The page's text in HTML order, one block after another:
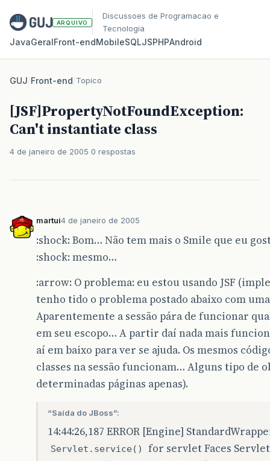
ARQUIVO
Discussoes de Programacao e
Tecnologia
JavaGeralFront‑endMobileSQLJSPHPAndroid
GUJ/Front-end/Topico
[JSF]PropertyNotFoundException:
Can't instantiate class
4 de janeiro de 2005 0 respostas
martui4 de janeiro de 2005
:shock: Bom… Não tem mais o Smile que eu
:shock: mesmo…
:arrow: O problema: eu estou usando JSF
tenho tido o problema postado abaixo com
Aparentemente a sessão pára de funcionar
em seu escopo… A partir daí nada mais
aí em baixo para ver se ajuda. Os mesmos
classes na sessão funcionam… Alguns tipo de
determinadas páginas apenas).
“Saída do JBoss”:
14:44:26,187 ERROR [Engine]
Servlet.service()
for servlet Faces